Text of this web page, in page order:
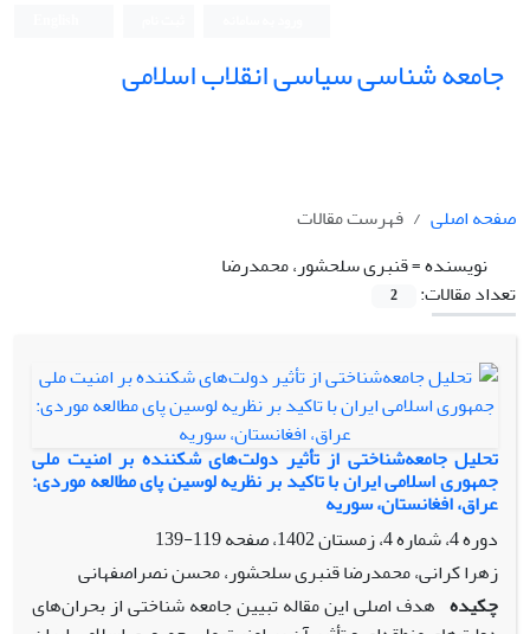
جامعه شناسی سیاسی انقلاب اسلامی
صفحه اصلی
فهرست مقالات
نویسنده =قنبری سلحشور، محمدرضا
تعداد مقالات:
2
تحلیل جامعه‌شناختی از تأثیر دولت‌های شکننده بر امنیت ملی
جمهوری اسلامی ایران با تاکید بر نظریه لوسین پای مطالعه موردی:
عراق، افغانستان، سوریه
دوره 4، شماره 4، زمستان 1402، صفحه
119-139
زهرا کرانی، محمدرضا قنبری سلحشور، محسن نصراصفهانی
چکیده هدف اصلی این مقاله تبیین جامعه شناختی از بحران‌های